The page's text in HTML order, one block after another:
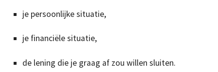
je persoonlijke situatie,
je financiële situatie,
de lening die je graag af zou willen sluiten.